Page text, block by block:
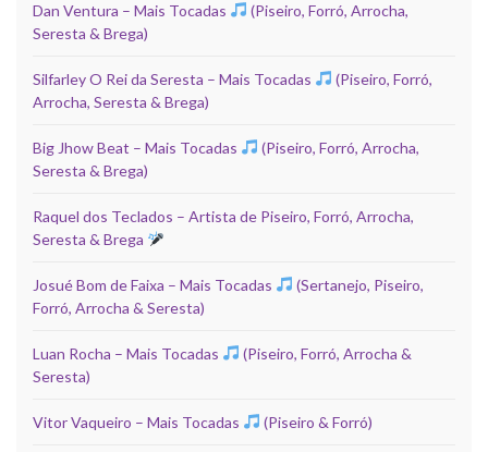
Dan Ventura – Mais Tocadas
(Piseiro, Forró, Arrocha,
Seresta & Brega)
Silfarley O Rei da Seresta – Mais Tocadas
(Piseiro, Forró,
Arrocha, Seresta & Brega)
Big Jhow Beat – Mais Tocadas
(Piseiro, Forró, Arrocha,
Seresta & Brega)
Raquel dos Teclados – Artista de Piseiro, Forró, Arrocha,
Seresta & Brega
Josué Bom de Faixa – Mais Tocadas
(Sertanejo, Piseiro,
Forró, Arrocha & Seresta)
Luan Rocha – Mais Tocadas
(Piseiro, Forró, Arrocha &
Seresta)
Vitor Vaqueiro – Mais Tocadas (Piseiro & Forró)